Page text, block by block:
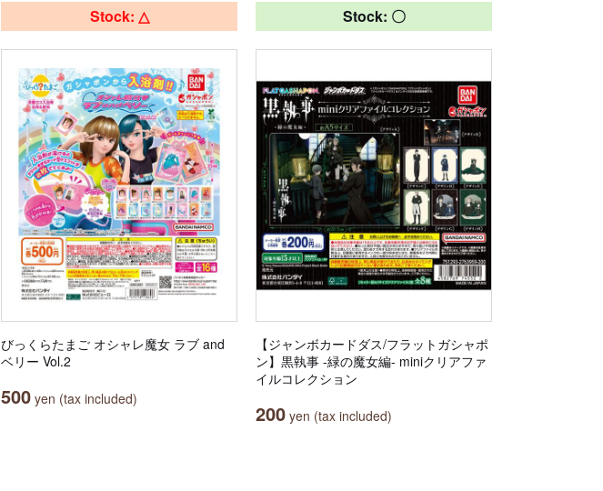
Stock: △
びっくらたまご オシャレ魔女 ラブ and
ベリー Vol.2
500 yen (tax included)
Stock: 〇
【ジャンボカードダス/フラットガシャポ
ン】黒執事 -緑の魔女編- miniクリアファ
イルコレクション
200 yen (tax included)